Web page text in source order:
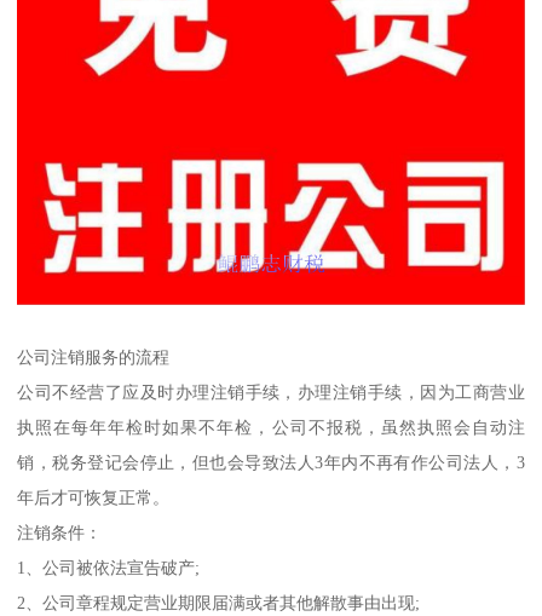
公司注销服务的流程
公司不经营了应及时办理注销手续，办理注销手续，因为工商营业
执照在每年年检时如果不年检，公司不报税，虽然执照会自动注
销，税务登记会停止，但也会导致法人3年内不再有作公司法人，3
年后才可恢复正常。
注销条件：
1、公司被依法宣告破产;
2、公司章程规定营业期限届满或者其他解散事由出现;